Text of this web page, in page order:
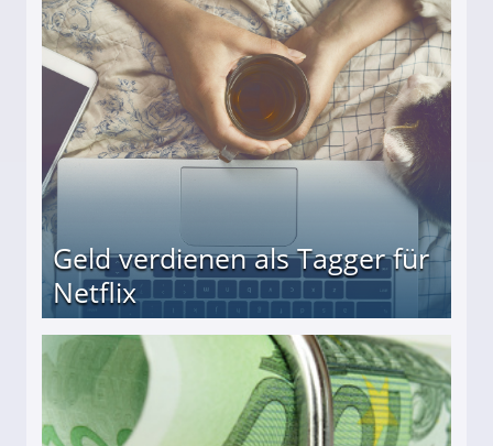
Geld verdienen als Tagger für
Netflix